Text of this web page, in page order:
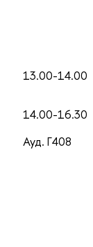
13.00-14.00
14.00-16.30
Ауд. Г408